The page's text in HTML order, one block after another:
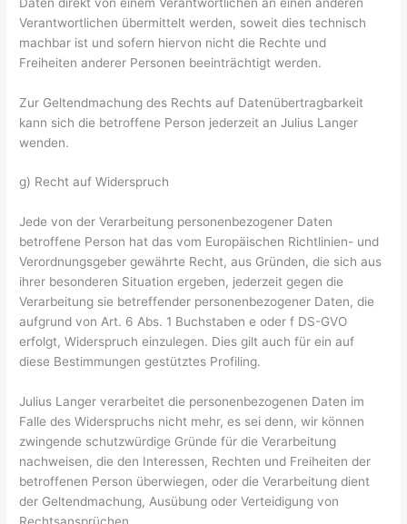
Verantwortlichen übermittelt werden, soweit dies technisch
machbar ist und sofern hiervon nicht die Rechte und
Freiheiten anderer Personen beeinträchtigt werden.
Zur Geltendmachung des Rechts auf Datenübertragbarkeit
kann sich die betroffene Person jederzeit an Julius Langer
wenden.
g) Recht auf Widerspruch
Jede von der Verarbeitung personenbezogener Daten
betroffene Person hat das vom Europäischen Richtlinien- und
Verordnungsgeber gewährte Recht, aus Gründen, die sich aus
ihrer besonderen Situation ergeben, jederzeit gegen die
Verarbeitung sie betreffender personenbezogener Daten, die
aufgrund von Art. 6 Abs. 1 Buchstaben e oder f DS-GVO
erfolgt, Widerspruch einzulegen. Dies gilt auch für ein auf
diese Bestimmungen gestütztes Profiling.
Julius Langer verarbeitet die personenbezogenen Daten im
Falle des Widerspruchs nicht mehr, es sei denn, wir können
zwingende schutzwürdige Gründe für die Verarbeitung
nachweisen, die den Interessen, Rechten und Freiheiten der
betroffenen Person überwiegen, oder die Verarbeitung dient
der Geltendmachung, Ausübung oder Verteidigung von